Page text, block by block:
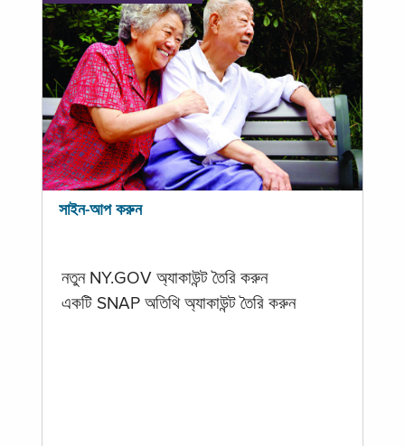
সাইন-আপ করুন
নতুন NY.GOV অ্যাকাউন্ট তৈরি করুন
একটি SNAP অতিথি অ্যাকাউন্ট তৈরি করুন